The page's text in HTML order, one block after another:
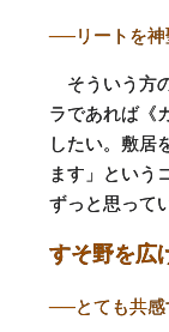
──リートを神
そういう方
ラであれば《
したい。敷居
ます」という
ずっと思って
すそ野を広
──とても共感